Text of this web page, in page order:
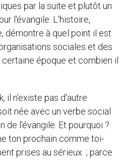
par la suite et plutôt un
l'évangile. L'histoire,
démontre à quel point il est
sociales et des
époque et combien il
il n'existe pas d'autre
née avec un verbe social
de l'évangile. Et pourquoi ?
ton prochain comme toi-
prises au sérieux ; parce